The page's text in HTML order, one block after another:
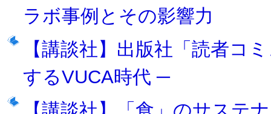
ラボ事例とその影響力
【講談社】出版社「読者コ
するVUCA時代 ─